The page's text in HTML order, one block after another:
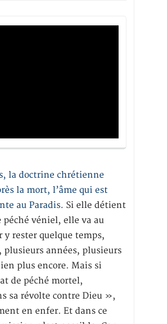
la doctrine chrétienne
la mort, l’âme qui est
au Paradis. Si elle détient
péché véniel, elle va au
y rester quelque temps,
plusieurs années, plusieurs
plus encore. Mais si
de péché mortel,
sa révolte contre Dieu »,
en enfer. Et dans ce